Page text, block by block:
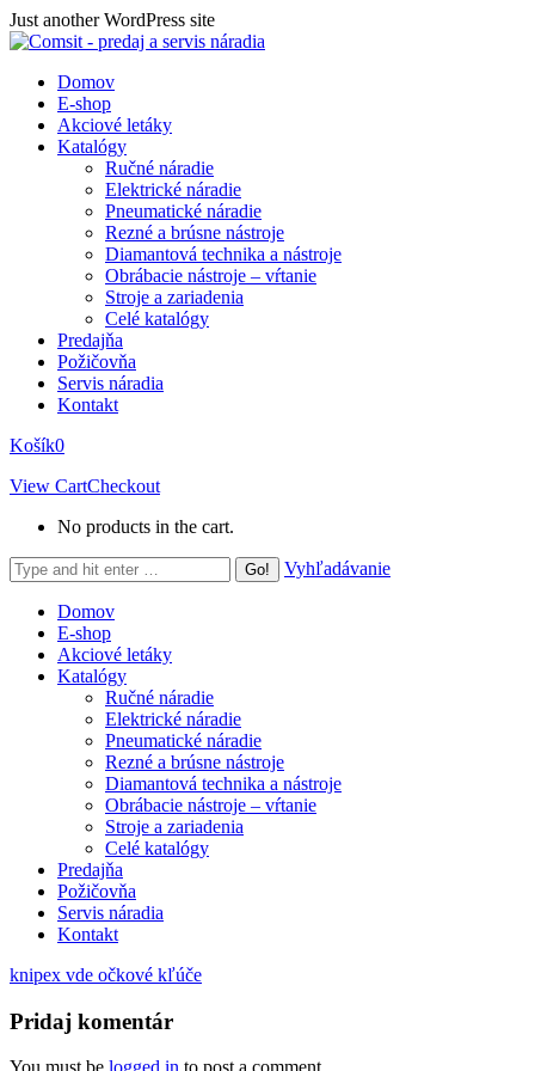
Skip
to
Just another WordPress site
Domov
E-shop
Akciové letáky
Katalógy
Ručné náradie
Elektrické náradie
Pneumatické náradie
Rezné a brúsne nástroje
Diamantová technika a nástroje
Obrábacie nástroje – vŕtanie
Stroje a zariadenia
Celé katalógy
Predajňa
Požičovňa
Servis náradia
Kontakt
Košík0
View CartCheckout
No products in the cart.
Search:
Vyhľadávanie
Domov
E-shop
Akciové letáky
Katalógy
Ručné náradie
Elektrické náradie
Pneumatické náradie
Rezné a brúsne nástroje
Diamantová technika a nástroje
Obrábacie nástroje – vŕtanie
Stroje a zariadenia
Celé katalógy
Predajňa
Požičovňa
Servis náradia
Kontakt
knipex vde očkové kľúče
Pridaj komentár